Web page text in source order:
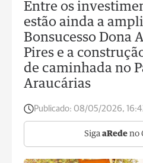
Entre os
estão ainda a
Bonsucesso Dona
Pires e a
de caminhada no
Araucárias
Publicado: 08/05/2026,
Siga aRede no